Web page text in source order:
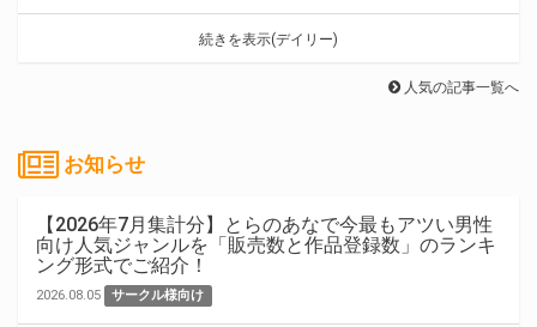
続きを表示(デイリー)
人気の記事一覧へ
お知らせ
【2026年7月集計分】とらのあなで今最もアツい男性
向け人気ジャンルを「販売数と作品登録数」のランキ
ング形式でご紹介！
2026.08.05 サークル様向け